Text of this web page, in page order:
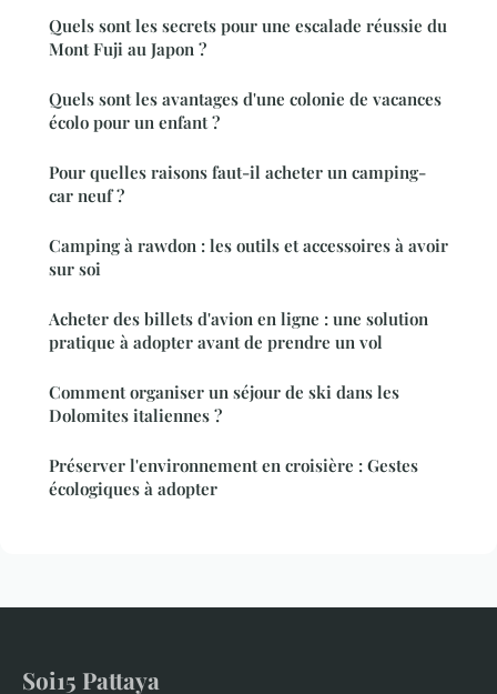
Quels sont les secrets pour une escalade réussie du
Mont Fuji au Japon ?
Quels sont les avantages d'une colonie de vacances
écolo pour un enfant ?
Pour quelles raisons faut-il acheter un camping-
car neuf ?
Camping à rawdon : les outils et accessoires à avoir
sur soi
Acheter des billets d'avion en ligne : une solution
pratique à adopter avant de prendre un vol
Comment organiser un séjour de ski dans les
Dolomites italiennes ?
Préserver l'environnement en croisière : Gestes
écologiques à adopter
Soi15 Pattaya